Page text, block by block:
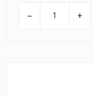
– +